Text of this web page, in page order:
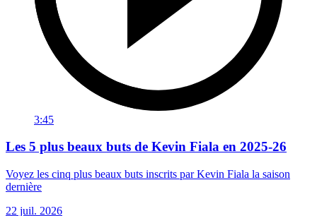
3:45
Les 5 plus beaux buts de Kevin Fiala en 2025-26
Voyez les cinq plus beaux buts inscrits par Kevin Fiala la saison
dernière
22 juil. 2026